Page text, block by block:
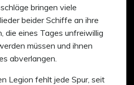
bringen viele
beider Schiffe an ihre
die eines Tages unfreiwillig
müssen und ihnen
abverlangen.
Legion fehlt jede Spur, seit